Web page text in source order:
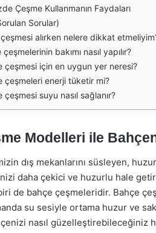
Çeşme Kullanmanın Faydaları
Sorular)
alırken nelere dikkat
bakımı nasıl yapılır?
çeşmesi için en uygun yer neresi?
çeşmeleri enerji tüketir mi?
çeşmesi suyu nasıl sağlanır?
Modelleri ile
dış mekanlarını süsleyen,
daha çekici ve huzurlu hale
de bahçe çeşmeleridir. Bahçe
su sesiyle ortama huzur ve
nasıl güzelleştirebileceğiniz